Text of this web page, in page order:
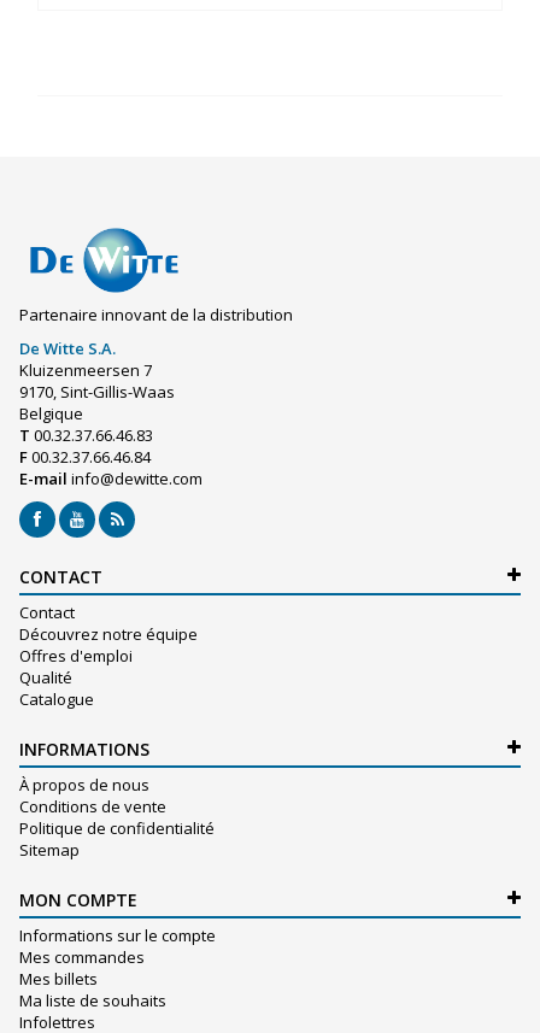
Partenaire innovant de la distribution
De Witte S.A.
Kluizenmeersen 7
9170, Sint-Gillis-Waas
Belgique
T 00.32.37.66.46.83
F00.32.37.66.46.84
E-mail info@dewitte.com
CONTACT
Contact
Découvrez notre équipe
Offres d'emploi
Qualité
Catalogue
INFORMATIONS
À propos de nous
Conditions de vente
Politique de confidentialité
Sitemap
MON COMPTE
Informations sur le compte
Mes commandes
Mes billets
Ma liste de souhaits
Infolettres